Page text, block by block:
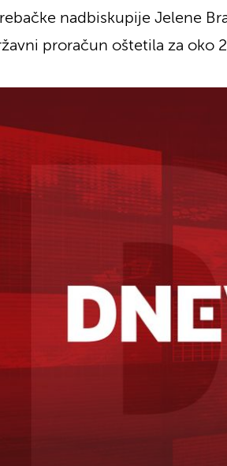
nadbiskupije Jelene
proračun oštetila za oko